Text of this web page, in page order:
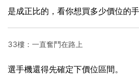
是成正比的，看你想買多少價位的手
33樓：一直奮鬥在路上
選手機還得先確定下價位區間。